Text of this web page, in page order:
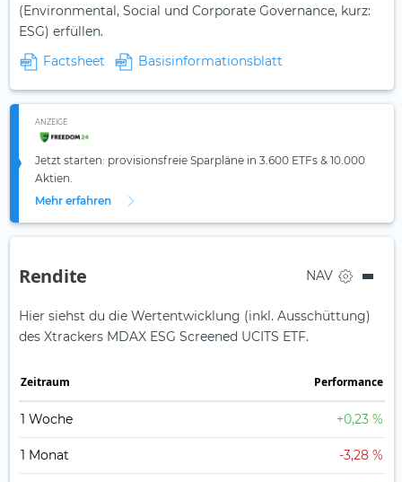
(Environmental, Social und Corporate Governance, kurz:
ESG) erfüllen.
Factsheet
Basisinformationsblatt
ANZEIGE
Jetzt starten: provisionsfreie Sparpläne in 3.600 ETFs & 10.000
Aktien.
Mehr erfahren
Rendite NAV
Hier siehst du die Wertentwicklung (inkl. Ausschüttung)
des Xtrackers MDAX ESG Screened UCITS ETF.
Zeit­raum Perfor­mance
1 Woche +0,23 %
1 Monat -3,28 %